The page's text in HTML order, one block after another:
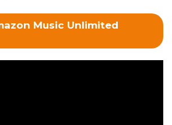
Music Unlimited